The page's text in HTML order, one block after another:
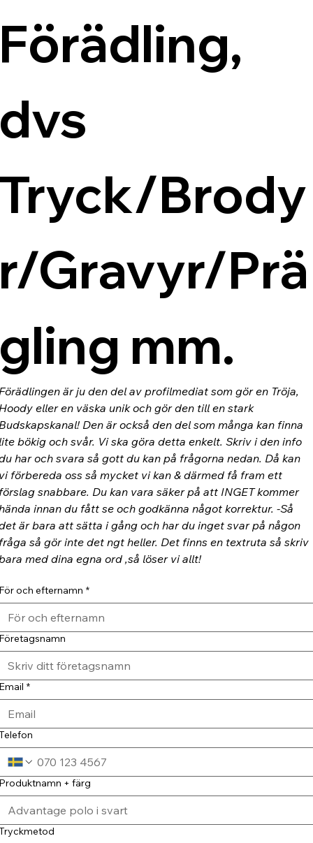
Brody
Gravyr/Prä
mm.
är ju den del av profilmediat som gör en Tröja,
eller en väska unik och gör den till en stark
Den är också den del som många kan finna
bökig och svår. Vi ska göra detta enkelt. Skriv i den info
har och svara så gott du kan på frågorna nedan. Då kan
förbereda oss så mycket vi kan & därmed få fram ett
snabbare. Du kan vara säker på att INGET kommer
innan du fått se och godkänna något korrektur. -Så
är bara att sätta i gång och har du inget svar på någon
så gör inte det ngt heller. Det finns en textruta så skriv
med dina egna ord ,så löser vi allt!
och efternamn *
*
+ färg